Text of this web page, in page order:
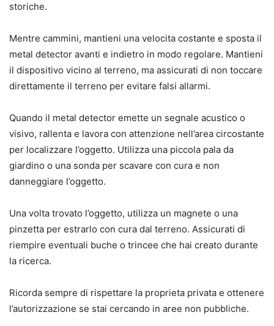
storiche.
Mentre cammini, mantieni una velocita costante e sposta il
metal detector avanti e indietro in modo regolare. Mantieni
il dispositivo vicino al terreno, ma assicurati di non toccare
direttamente il terreno per evitare falsi allarmi.
Quando il metal detector emette un segnale acustico o
visivo, rallenta e lavora con attenzione nell’area circostante
per localizzare l’oggetto. Utilizza una piccola pala da
giardino o una sonda per scavare con cura e non
danneggiare l’oggetto.
Una volta trovato l’oggetto, utilizza un magnete o una
pinzetta per estrarlo con cura dal terreno. Assicurati di
riempire eventuali buche o trincee che hai creato durante
la ricerca.
Ricorda sempre di rispettare la proprieta privata e ottenere
l’autorizzazione se stai cercando in aree non pubbliche.